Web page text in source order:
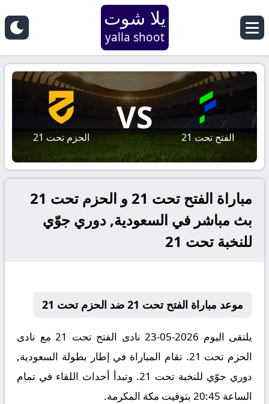
يلا شوت
yalla shoot
الفتح تحت 21
VS
الحزم تحت 21
مباراة الفتح تحت 21 و الحزم تحت 21
بث مباشر في السعودية, دوري جوّي
للنخبة تحت 21
موعد مباراة الفتح تحت 21 ضد الحزم تحت 21
يلتقى اليوم 2026-05-23 نادى الفتح تحت 21 مع نادى
الحزم تحت 21. تقام المباراة في إطار بطولة السعودية,
دوري جوّي للنخبة تحت 21. وتبدأ أحداث اللقاء في تمام
الساعة 20:45 بتوقيت مكة المكرمة.